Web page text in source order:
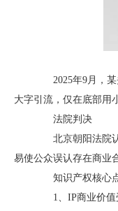
2025年9月，某
大字引流，仅在底部用
法院判决
北京朝阳法院认
易使公众误认存在商业
知识产权核心
1、IP商业价值受